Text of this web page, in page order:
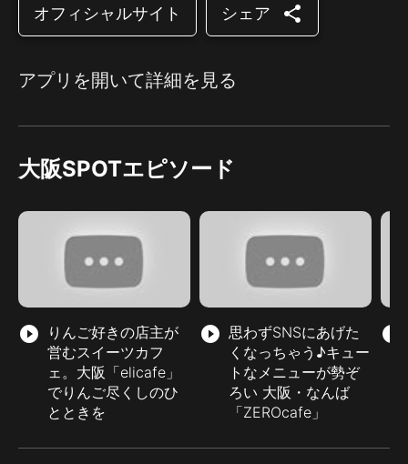
オフィシャルサイト シェア share
アプリを開いて詳細を見る
大阪SPOTエピソード
play_circle_filled
りんご好きの店主が
営むスイーツカフ
ェ。大阪「elicafe」
でりんご尽くしのひ
とときを
play_circle_filled 思わずSNSにあげた
くなっちゃう♪キュー
トなメニューが勢ぞ
ろい 大阪・なんば
「ZEROcafe」
play_circle_filled